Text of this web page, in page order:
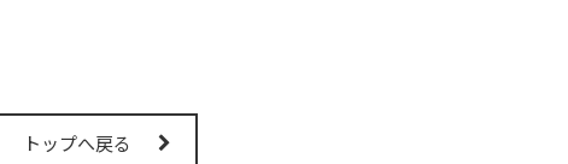
トップへ戻る